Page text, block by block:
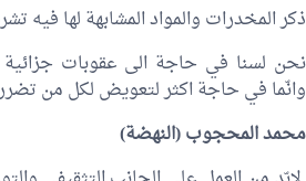
ذكر المخدرات والمواد المشابهة لها فيه
نحن لسنا في حاجة الى عقوبات
وانّما في حاجة اكثر لتعويض لكل من
محمد المحجوب(النهضة)